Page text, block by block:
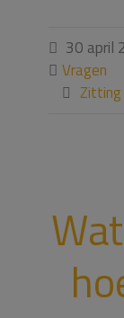
 30 april
 Vragen
 Zitting